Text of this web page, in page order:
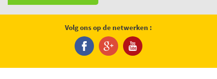
Volg ons op de netwerken :